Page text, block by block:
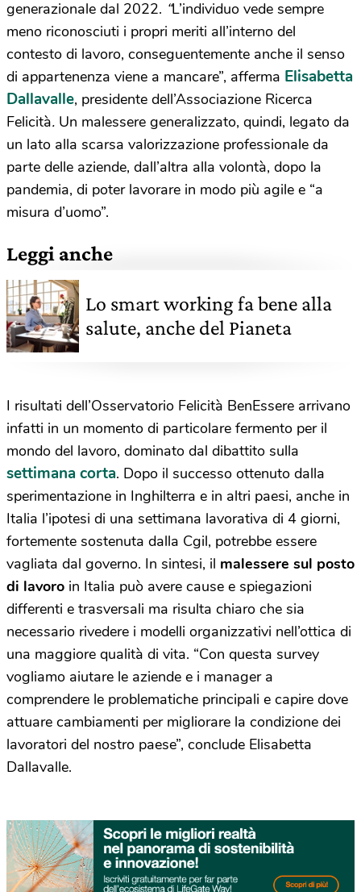
generazionale dal 2022. “L’individuo vede sempre
meno riconosciuti i propri meriti all’interno del
contesto di lavoro, conseguentemente anche il senso
di appartenenza viene a mancare”, afferma Elisabetta
Dallavalle, presidente dell’Associazione Ricerca
Felicità. Un malessere generalizzato, quindi, legato da
un lato alla scarsa valorizzazione professionale da
parte delle aziende, dall’altra alla volontà, dopo la
pandemia, di poter lavorare in modo più agile e “a
misura d’uomo”.
Leggi anche
Lo smart working fa bene alla
salute, anche del Pianeta
I risultati dell’Osservatorio Felicità BenEssere arrivano
infatti in un momento di particolare fermento per il
mondo del lavoro, dominato dal dibattito sulla
settimana corta. Dopo il successo ottenuto dalla
sperimentazione in Inghilterra e in altri paesi, anche in
Italia l’ipotesi di una settimana lavorativa di 4 giorni,
fortemente sostenuta dalla Cgil, potrebbe essere
vagliata dal governo. In sintesi, il malessere sul posto
di lavoro in Italia può avere cause e spiegazioni
differenti e trasversali ma risulta chiaro che sia
necessario rivedere i modelli organizzativi nell’ottica di
una maggiore qualità di vita. “Con questa survey
vogliamo aiutare le aziende e i manager a
comprendere le problematiche principali e capire dove
attuare cambiamenti per migliorare la condizione dei
lavoratori del nostro paese”, conclude Elisabetta
Dallavalle.